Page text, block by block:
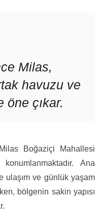
Milas,
havuzu ve
öne çıkar.
Boğaziçi Mahallesi
Ana
ulaşım ve günlük yaşam
bölgenin sakin yapısı